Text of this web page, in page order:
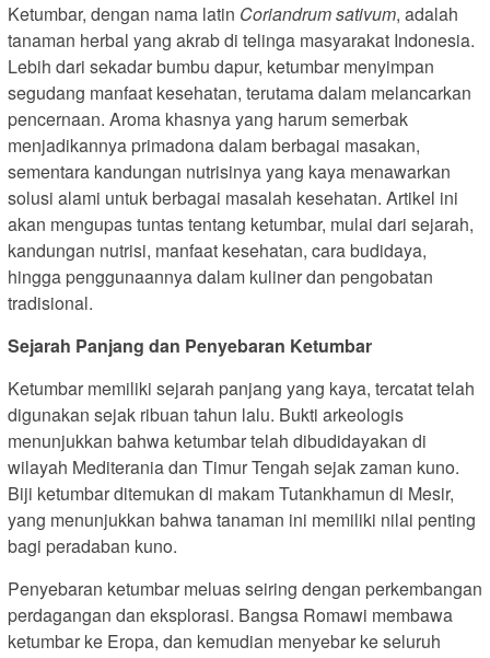
Ketumbar, dengan nama latin Coriandrum sativum, adalah
tanaman herbal yang akrab di telinga masyarakat Indonesia.
Lebih dari sekadar bumbu dapur, ketumbar menyimpan
segudang manfaat kesehatan, terutama dalam melancarkan
pencernaan. Aroma khasnya yang harum semerbak
menjadikannya primadona dalam berbagai masakan,
sementara kandungan nutrisinya yang kaya menawarkan
solusi alami untuk berbagai masalah kesehatan. Artikel ini
akan mengupas tuntas tentang ketumbar, mulai dari sejarah,
kandungan nutrisi, manfaat kesehatan, cara budidaya,
hingga penggunaannya dalam kuliner dan pengobatan
tradisional.
Sejarah Panjang dan Penyebaran Ketumbar
Ketumbar memiliki sejarah panjang yang kaya, tercatat telah
digunakan sejak ribuan tahun lalu. Bukti arkeologis
menunjukkan bahwa ketumbar telah dibudidayakan di
wilayah Mediterania dan Timur Tengah sejak zaman kuno.
Biji ketumbar ditemukan di makam Tutankhamun di Mesir,
yang menunjukkan bahwa tanaman ini memiliki nilai penting
bagi peradaban kuno.
Penyebaran ketumbar meluas seiring dengan perkembangan
perdagangan dan eksplorasi. Bangsa Romawi membawa
ketumbar ke Eropa, dan kemudian menyebar ke seluruh